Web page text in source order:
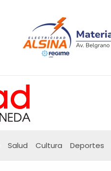
Salud Cultura Deportes